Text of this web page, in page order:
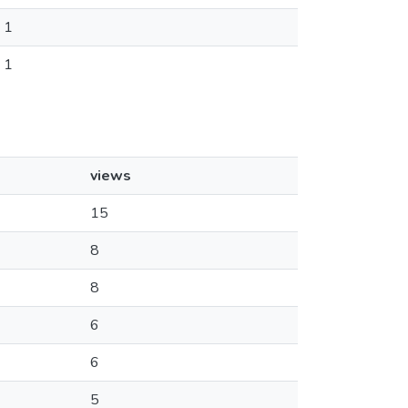
1
1
views
15
8
8
6
6
5